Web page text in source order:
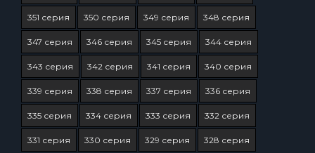
351 серия 350 серия 349 серия 348 серия
347 серия 346 серия 345 серия 344 серия
343 серия 342 серия 341 серия 340 серия
339 серия 338 серия 337 серия 336 серия
335 серия 334 серия 333 серия 332 серия
331 серия 330 серия 329 серия 328 серия